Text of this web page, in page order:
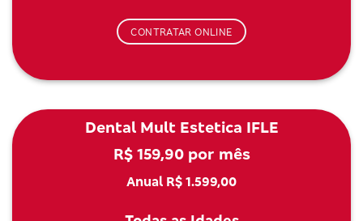
CONTRATAR ONLINE
Dental Mult Estetica IFLE
R$ 159,90 por mês
Anual R$ 1.599,00